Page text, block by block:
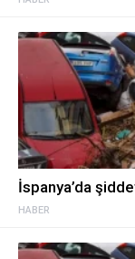
HABER
İspanya’da